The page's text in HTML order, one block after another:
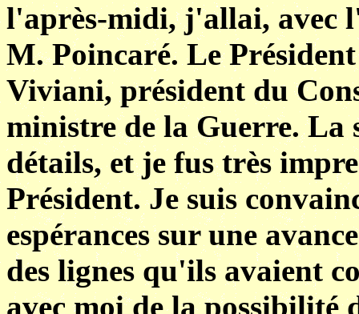
l'après-midi, j'allai, avec
M. Poincaré. Le
Viviani, président du
ministre de la Guerre. La
détails, et je fus très
Président. Je suis
espérances sur une
des lignes qu'ils avaient
avec moi de la